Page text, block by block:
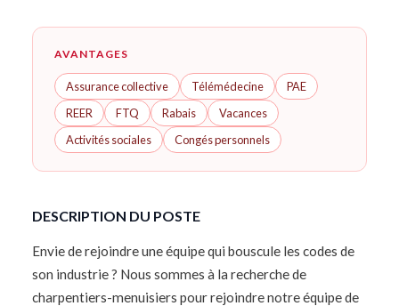
AVANTAGES
Assurance collective Télémédecine
PAE
REER
FTQ Rabais
Vacances
Activités sociales
Congés personnels
DESCRIPTION DU POSTE
Envie de rejoindre une équipe qui bouscule les codes de
son industrie ? Nous sommes à la recherche de
charpentiers-menuisiers pour rejoindre notre équipe de